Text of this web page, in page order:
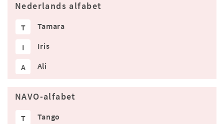
Nederlands alfabet
T Tamara
I Iris
A Ali
NAVO-alfabet
T Tango